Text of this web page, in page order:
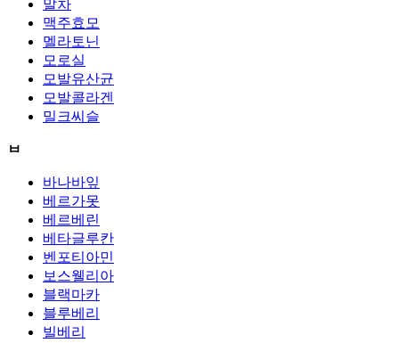
말차
맥주효모
멜라토닌
모로실
모발유산균
모발콜라겐
밀크씨슬
ㅂ
바나바잎
베르가못
베르베린
베타글루칸
벤포티아민
보스웰리아
블랙마카
블루베리
빌베리